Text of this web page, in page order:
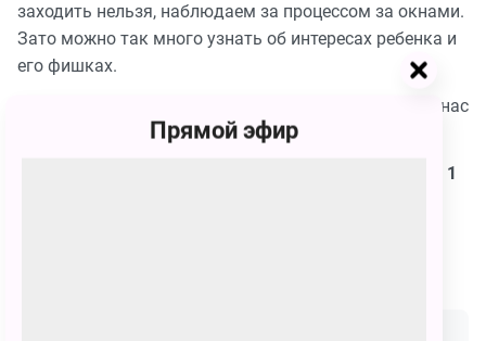
заходить нельзя, наблюдаем за процессом за окнами.
Зато можно так много узнать об интересах ребенка и
его фишках.
Дети от 7 лет остаются у нас хоть на целый день. У нас
безопасно. Мы покормим)
При покупке детского билета проходит 1 ребёнок и 1
Прямой эфир